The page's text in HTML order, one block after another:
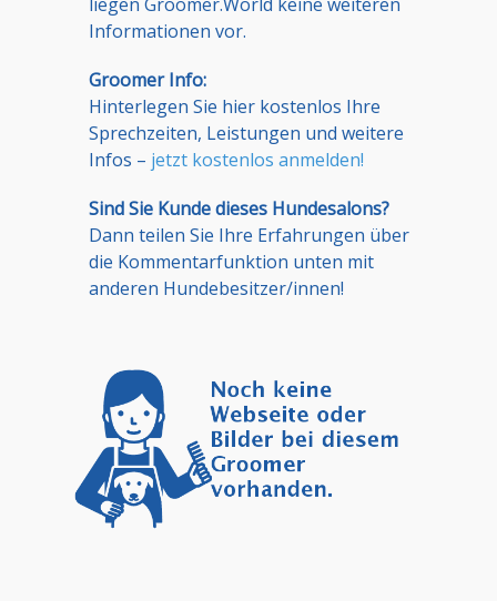
Informationen vor.
Groomer Info:
Hinterlegen Sie hier kostenlos Ihre
Sprechzeiten, Leistungen und weitere
Infos – jetzt kostenlos anmelden!
Sind Sie Kunde dieses Hundesalons?
Dann teilen Sie Ihre Erfahrungen über
die Kommentarfunktion unten mit
anderen Hundebesitzer/innen!